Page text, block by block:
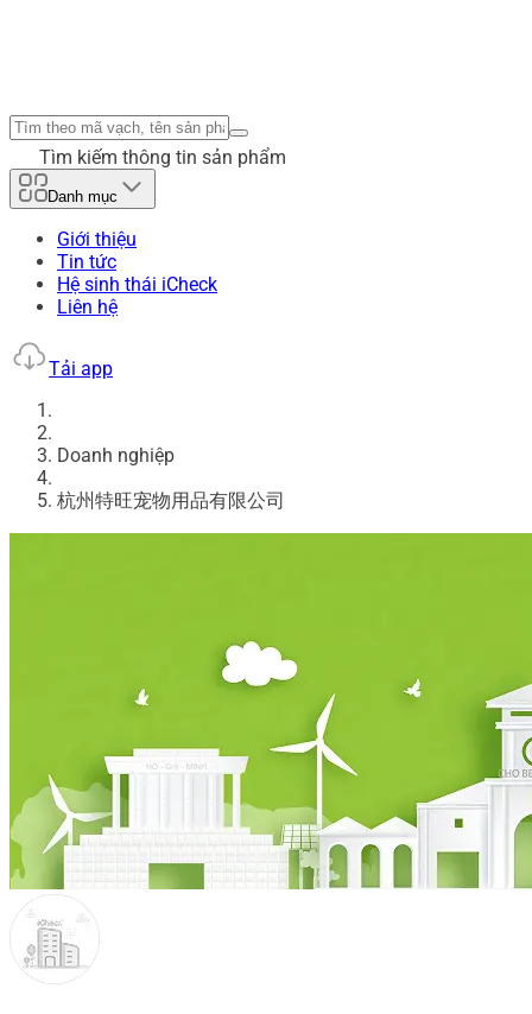
Tìm kiếm thông tin sản phẩm
Danh mục
Giới thiệu
Tin tức
Hệ sinh thái iCheck
Liên hệ
Tải app
Doanh nghiệp
杭州特旺宠物用品有限公司